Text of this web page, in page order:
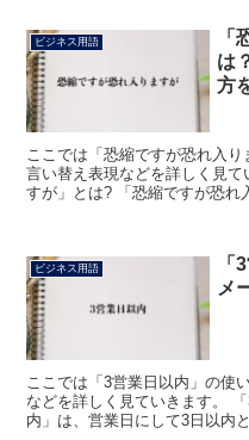
ビジネス用語
「
は
方
ここでは「恐縮ですが恐れ入り
言い替え表現などを詳しく見
すが」とは? 「恐縮ですが恐れ
ビジネス用語
「
メ
ここでは「3営業日以内」の使
などを詳しく見ていきます。
内」は、営業日にして3日以内